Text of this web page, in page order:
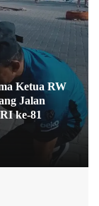
Ketua RW
Jalan
ke-81